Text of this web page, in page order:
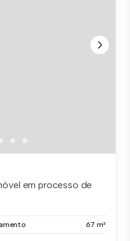
em processo de
67 m²